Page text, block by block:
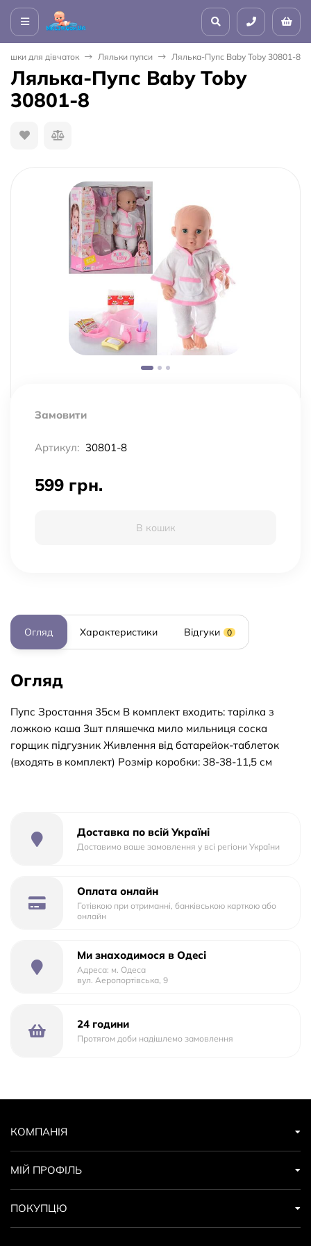
для дівчаток Ляльки пупси Лялька-Пупс Baby Toby 30801-8
Лялька-Пупс Baby Toby
30801-8
Замовити
Артикул: 30801-8
599 грн.
В кошик
Огляд Характеристики Відгуки 0
Огляд
Пупс Зростання 35см В комплект входить: тарілка з
ложкою каша 3шт пляшечка мило мильниця соска
горщик підгузник Живлення від батарейок-таблеток
(входять в комплект) Розмір коробки: 38-38-11,5 см
Доставка по всій Україні
Доставимо ваше замовлення у всі регіони України
Оплата онлайн
Готівкою при отриманні, банківською карткою або
онлайн
Ми знаходимося в Одесі
Адреса: м. Одеса
вул. Аеропортівська, 9
24 години
Протягом доби надішлемо замовлення
КОМПАНІЯ
МІЙ ПРОФІЛЬ
ПОКУПЦЮ